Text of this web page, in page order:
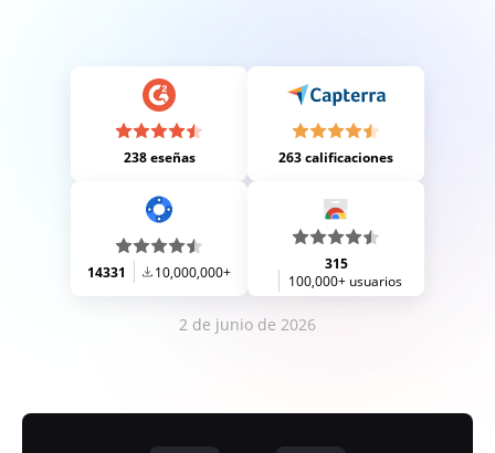
238 eseñas 263 calificaciones
14331 10,000,000+
315
100,000+ usuarios
2 de junio de 2026